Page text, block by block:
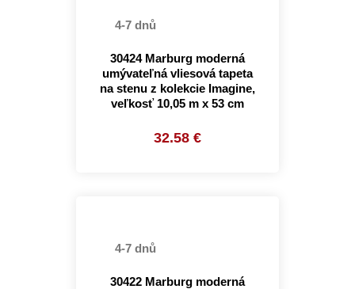
4-7 dnů
30424 Marburg moderná
umývateľná vliesová tapeta
na stenu z kolekcie Imagine,
veľkosť 10,05 m x 53 cm
32.58 €
4-7 dnů
30422 Marburg moderná